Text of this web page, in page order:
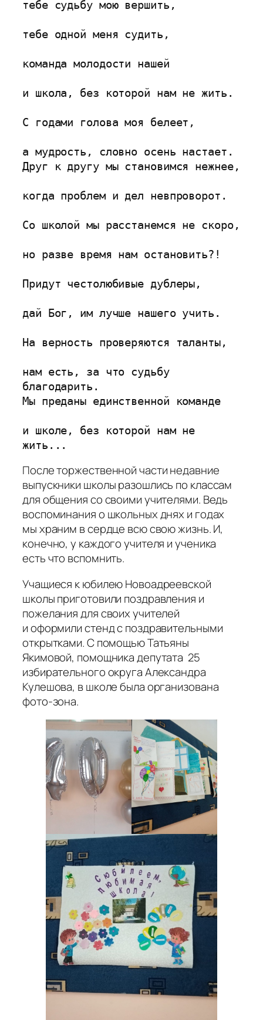
тебе судьбу мою вершить,
тебе одной меня судить,
команда молодости нашей
и школа, без которой нам не жить.
С годами голова моя белеет,
а мудрость, словно осень настает.
Друг к другу мы становимся нежнее,
когда проблем и дел невпроворот.
Со школой мы расстанемся не скоро,
но разве время нам остановить?!
Придут честолюбивые дублеры,
дай Бог, им лучше нашего учить.
На верность проверяются таланты,
нам есть, за что судьбу
благодарить.
Мы преданы единственной команде
и школе, без которой нам не
жить...
После торжественной части недавние
выпускники школы разошлись по классам
для общения со своими учителями. Ведь
воспоминания о школьных днях и годах
мы храним в сердце всю свою жизнь. И,
конечно, у каждого учителя и ученика
есть что вспомнить.
Учащиеся к юбилею Новоадреевской
школы приготовили поздравления и
пожелания для своих учителей
и оформили стенд с поздравительными
открытками. С помощью Татьяны
Якимовой, помощника депутата 25
избирательного округа Александра
Кулешова, в школе была организована
фото-зона.